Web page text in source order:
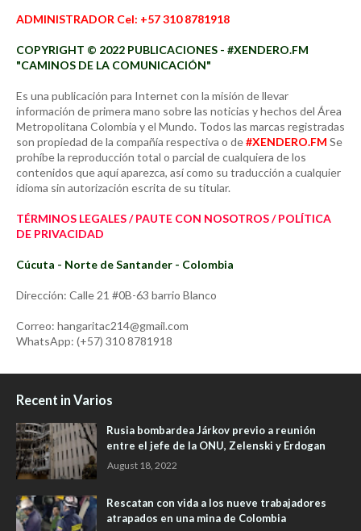
ADMINISTRADOR Cel: +57 310 8781918
COPYRIGHT © 2022 PUBLICACIONES - #XENDERO.FM
"CAMINOS DE LA COMUNICACIÓN"
Es una publicación para Internet con la misión de llevar
información de primera mano sobre las noticias y hechos del Área
Metropolitana Colombia y el Mundo. Todos las marcas registradas
son propiedad de la compañía respectiva o de#XENDERO.FM Se
prohíbe la reproducción total o parcial de cualquiera de los
contenidos que aquí aparezca, así como su traducción a cualquier
idioma sin autorización escrita de su titular.
TÉRMINOS LEGALES / PAUTE CON NOSOTROS / POLÍTICA
DE PRIVACIDAD
Cúcuta - Norte de Santander - Colombia
Dirección: Calle 21 #0B-63 barrio Blanco
Correo: hangaritac214@gmail.com
WhatsApp: (+57) 310 8781918
Recent in Varios
Rusia bombardea Járkov previo a reunión
entre el jefe de la ONU, Zelenski y Erdogan
August 18, 2022
Rescatan con vida a los nueve trabajadores
atrapados en una mina de Colombia